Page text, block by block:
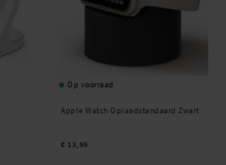
Op voorraad
Apple Watch Oplaadstandaard Zwart
€ 13,95